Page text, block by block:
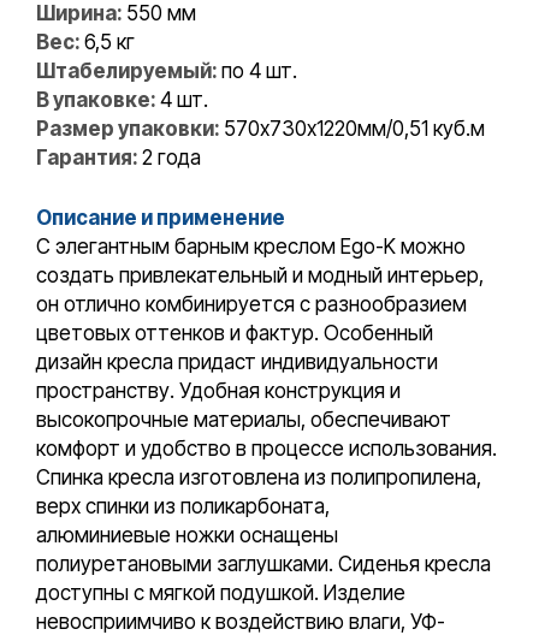
Ширина: 550 мм
Вес: 6,5 кг
Штабелируемый: по 4 шт.
В упаковке: 4 шт.
Размер упаковки: 570х730х1220мм/0,51 куб.м
Гарантия: 2 года
Описание и применение
С элегантным барным креслом Ego-K можно
создать привлекательный и модный интерьер,
он отлично комбинируется с разнообразием
цветовых оттенков и фактур. Особенный
дизайн кресла придаст индивидуальности
пространству. Удобная конструкция и
высокопрочные материалы, обеспечивают
комфорт и удобство в процессе использования.
Спинка кресла изготовлена из полипропилена,
верх спинки из поликарбоната,
алюминиевые ножки оснащены
полиуретановыми заглушками. Сиденья кресла
доступны с мягкой подушкой. Изделие
невосприимчиво к воздействию влаги, УФ-